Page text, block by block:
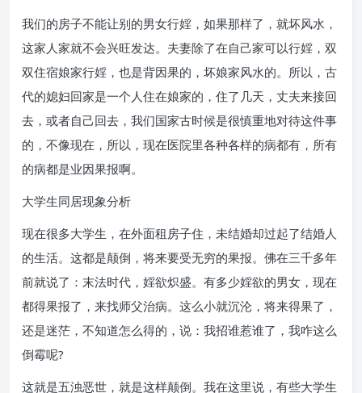
我们的房子不能让别的男女行婬，如果那样了，就坏风水，
这家人家就不会兴旺发达。夫妻除了在自己家可以行婬，双
双住宿娘家行婬，也是背因果的，坏娘家风水的。所以，古
代的媳妇回家是一个人住在娘家的，住了几天，丈夫来接回
去，或者自己回去，我们国家古时候是很慎重地对待这件事
的，不像现在，所以，现在医院里各种各样的病都有，所有
的病都是业因果报啊。
大学生同居现象分析
现在很多大学生，在外面租房子住，未结婚却过起了结婚人
的生活。这都是颠倒，将来要受无穷的果报。佛在三千多年
前就说了：末法时代，婬欲炽盛。有多少婬欲的男女，现在
都得果报了，来找师父治病。这么小就沉沦，将来得果了，
还是迷茫，不知道怎么得的，说：我招谁惹谁了，我咋这么
倒霉呢?
这就是五浊恶世，就是这样颠倒。我在这里说，有些大学生